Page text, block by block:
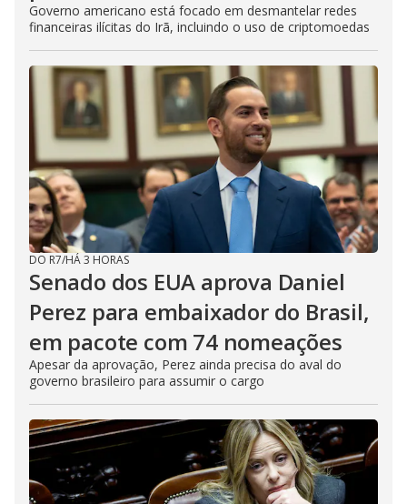
Governo americano está focado em desmantelar redes
financeiras ilícitas do Irã, incluindo o uso de criptomoedas
DO R7/HÁ 3 HORAS
Senado dos EUA aprova Daniel
Perez para embaixador do Brasil,
em pacote com 74 nomeações
Apesar da aprovação, Perez ainda precisa do aval do
governo brasileiro para assumir o cargo